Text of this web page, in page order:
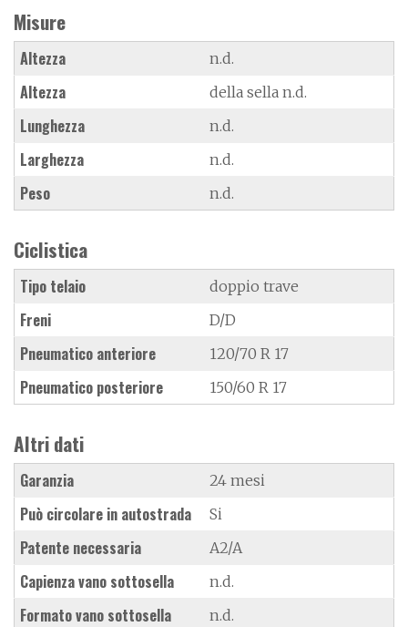
Misure
Altezza n.d.
Altezza della sella n.d.
Lunghezza n.d.
Larghezza n.d.
Peso n.d.
Ciclistica
Tipo telaio doppio trave
Freni D/D
Pneumatico anteriore 120/70 R 17
Pneumatico posteriore 150/60 R 17
Altri dati
Garanzia 24 mesi
Può circolare in autostrada Si
Patente necessaria A2/A
Capienza vano sottosella n.d.
Formato vano sottosella n.d.